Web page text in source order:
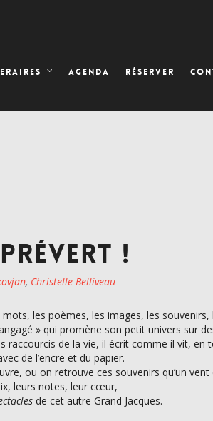
AGENDA RÉSERVER
!
, Christelle Belliveau
les poèmes, les images, les
» qui promène son petit univers sur
raccourcis de la vie, il écrit comme il vit, en
de l’encre et du papier.
ou on retrouve ces souvenirs qu’un
leurs notes, leur cœur,
de cet autre Grand Jacques.